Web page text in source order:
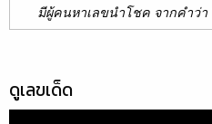
มีผู้คนหาเลขนำโชค จากคำว่า
ดูเลขเด็ด